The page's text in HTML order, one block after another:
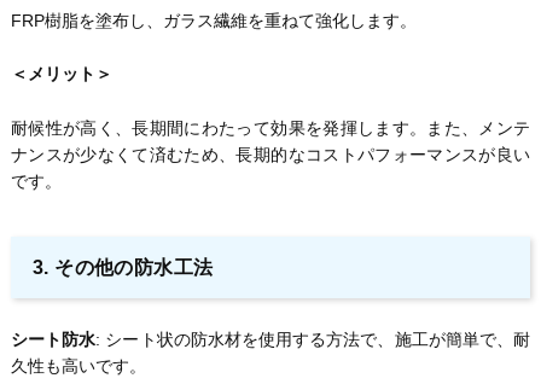
FRP樹脂を塗布し、ガラス繊維を重ねて強化します。
＜メリット＞
耐候性が高く、長期間にわたって効果を発揮します。また、メンテ
ナンスが少なくて済むため、長期的なコストパフォーマンスが良い
です。
3. その他の防水工法
シート防水: シート状の防水材を使用する方法で、施工が簡単で、耐
久性も高いです。